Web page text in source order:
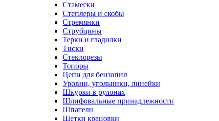
Стамески
Степлеры и скобы
Стремянки
Струбцины
Терки и гладилки
Тиски
Стеклорезы
Топоры
Цепи для бензопил
Уровни, угольники, линейки
Шкурки в рулонах
Шлифовальные принадлежности
Шпатели
Щетки крацовки